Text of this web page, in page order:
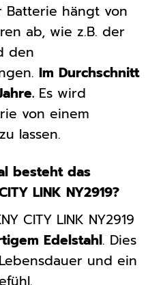
Batterie hängt von
ab, wie z.B. der
den
Im Durchschnitt
Es wird
von einem
lassen.
besteht das
LINK NY2919?
CITY LINK NY2919
Edelstahl. Dies
und ein